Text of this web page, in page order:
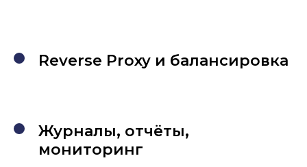
Reverse Proxy и балансировка
Журналы, отчёты,
мониторинг